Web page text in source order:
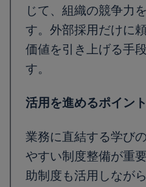
じて、組織の競争力
す。外部採用だけに
価値を引き上げる手
す。
活用を進めるポイント
業務に直結する学び
やすい制度整備が重
助制度も活用しなが